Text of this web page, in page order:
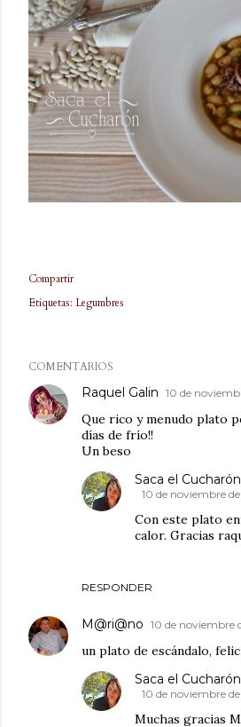
Compartir
Etiquetas: Legumbres
COMENTARIOS
Raquel Galin 10 de
Que rico y menudo plato
días de frío!!
Un beso
RESPONDER
Saca el Cucharón
10 de noviembre
Con este plato
calor. Gracias
M@ri@no 10 de noviembre
un plato de escándalo,
Saca el Cucharón
10 de noviembre de
Muchas gracias